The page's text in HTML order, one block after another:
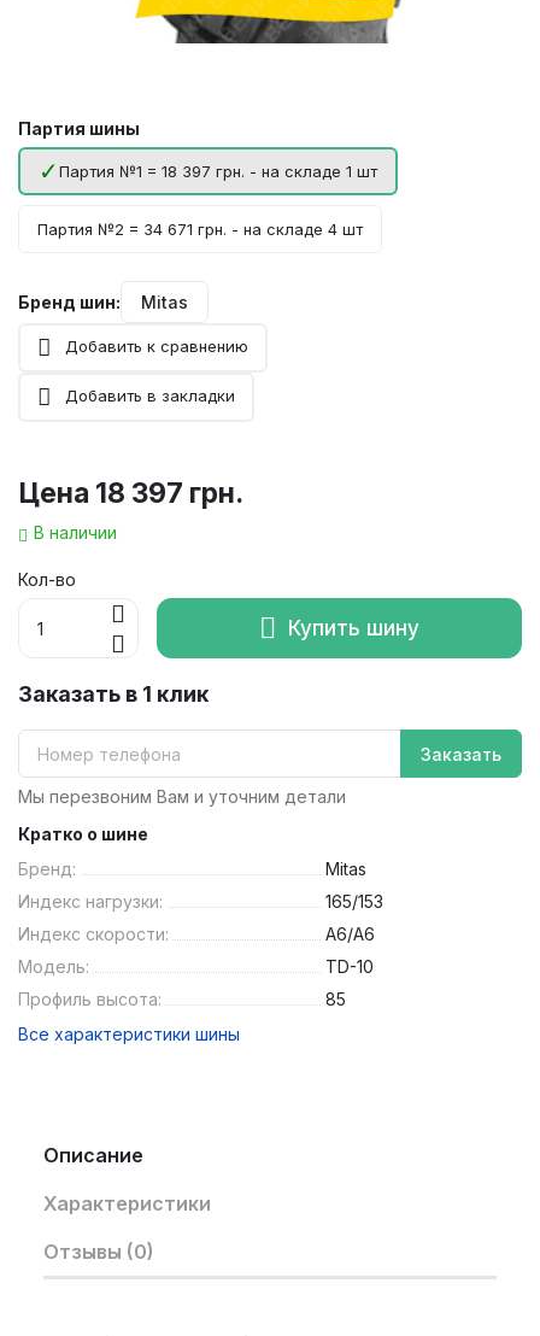
Партия шины
Партия №1 = 18 397 грн. - на складе 1 шт
Партия №2 = 34 671 грн. - на складе 4 шт
Бренд шин: Mitas
Добавить к сравнению
Добавить в закладки
Цена 18 397 грн.
В наличии
Кол-во
Купить шину
Заказать в 1 клик
Заказать
Мы перезвоним Вам и уточним детали
Кратко о шине
Бренд:
Mitas
Индекс нагрузки:
165/153
Индекс скорости:
A6/A6
Модель:
TD-10
Профиль высота:
85
Все характеристики шины
Описание
Характеристики
Отзывы (0)